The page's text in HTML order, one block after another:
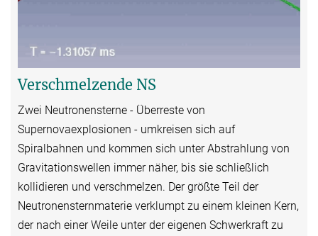
Verschmelzende NS
Zwei Neutronensterne - Überreste von
Supernovaexplosionen - umkreisen sich auf
Spiralbahnen und kommen sich unter Abstrahlung von
Gravitationswellen immer näher, bis sie schließlich
kollidieren und verschmelzen. Der größte Teil der
Neutronensternmaterie verklumpt zu einem kleinen Kern,
der nach einer Weile unter der eigenen Schwerkraft zu